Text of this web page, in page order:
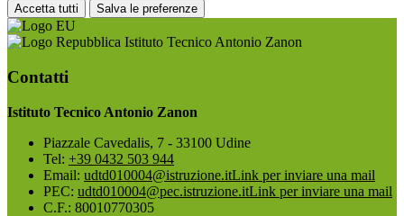
Accetta tutti Salva le preferenze
Istituto Tecnico Antonio Zanon
Contatti
Istituto Tecnico Antonio Zanon
Piazzale Cavedalis, 7 - 33100 Udine
Tel: +39 0432 503 944
Email: udtd010004@istruzione.itLink per inviare una mail
PEC: udtd010004@pec.istruzione.itLink per inviare una mail
C.F.: 80010770305